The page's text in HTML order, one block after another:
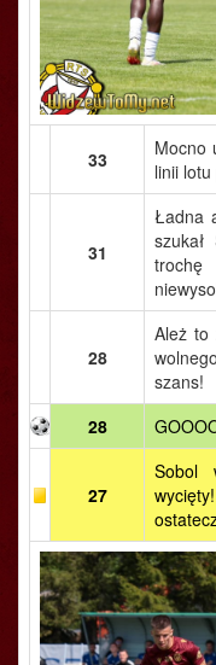
33
Mocno
linii lotu
31
Ładna
28
Ależ to
szans!
28
27
Sobol